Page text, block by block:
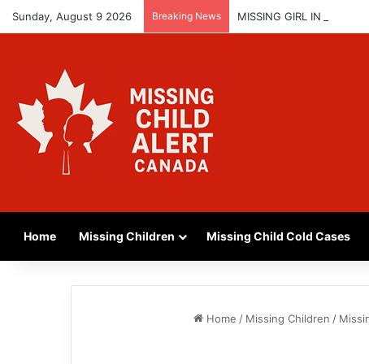
Sunday, August 9 2026 Breaking News MISSING GIRL IN
Home Missing Children Missing Child Cold Cases
Home / Missing Children /